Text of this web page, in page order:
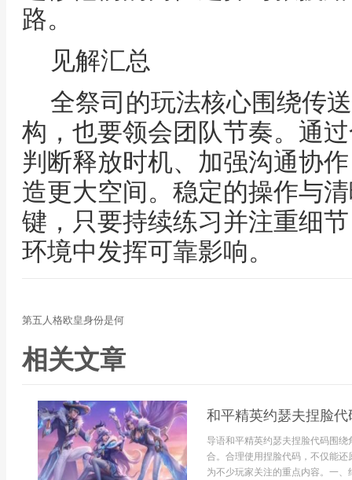
路。
见解汇总
全祭司的玩法核心围绕传
构，也要领会团队节奏。通
判断释放时机、加强沟通协
造更大空间。稳定的操作与
键，只要持续练习并注重细
环境中发挥可靠影响。
第五人格欧皇身份是何
相关文章
和平精英约瑟夫捏脸
导语和平精英约瑟夫捏脸代码围
合。合理使用捏脸代码，不仅能
为不少玩家关注的重点内容。一